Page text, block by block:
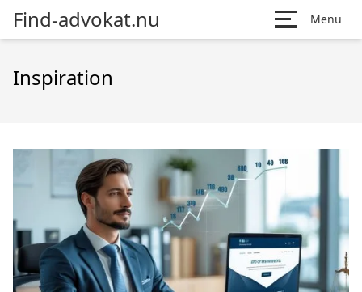
Find-advokat.nu Menu
Inspiration